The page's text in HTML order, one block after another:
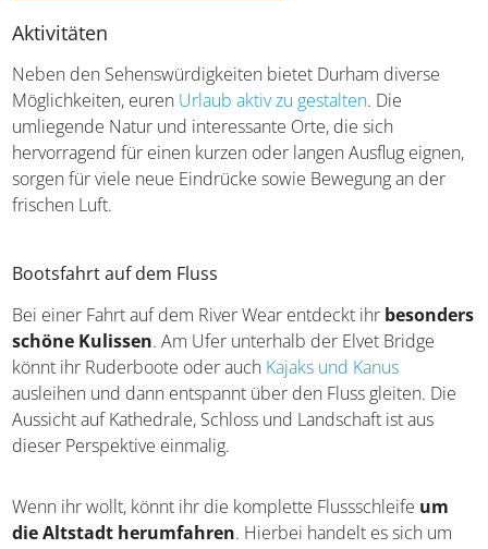
Aktivitäten
Neben den Sehenswürdigkeiten bietet Durham diverse
Möglichkeiten, euren Urlaub aktiv zu gestalten. Die
umliegende Natur und interessante Orte, die sich
hervorragend für einen kurzen oder langen Ausflug eignen,
sorgen für viele neue Eindrücke sowie Bewegung an der
frischen Luft.
Bootsfahrt auf dem Fluss
Bei einer Fahrt auf dem River Wear entdeckt ihr besonders
schöne Kulissen. Am Ufer unterhalb der Elvet Bridge
könnt ihr Ruderboote oder auch Kajaks und Kanus
ausleihen und dann entspannt über den Fluss gleiten. Die
Aussicht auf Kathedrale, Schloss und Landschaft ist aus
dieser Perspektive einmalig.
Wenn ihr wollt, könnt ihr die komplette Flussschleife um
die Altstadt herumfahren. Hierbei handelt es sich um